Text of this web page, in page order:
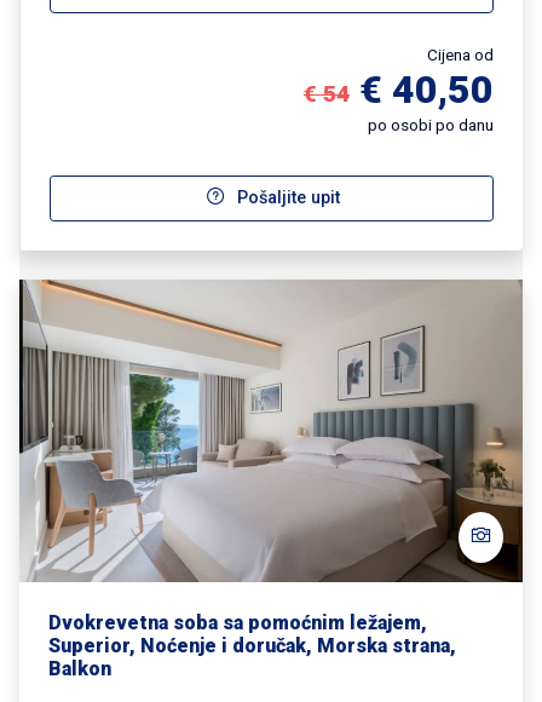
Cijena od
€ 54 € 40,50
po osobi po danu
Pošaljite upit
Dvokrevetna soba sa pomoćnim ležajem,
Superior, Noćenje i doručak, Morska strana,
Balkon